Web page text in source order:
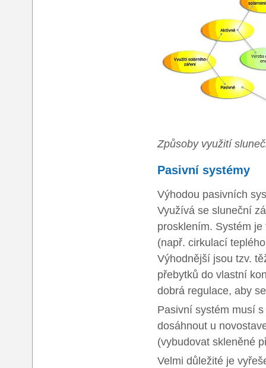
Způsoby využití
Pasivní systémy
Výhodou pasivních
Využívá se sluneční
prosklením. Systém
(např. cirkulací
Výhodnější jsou tzv.
přebytků do vlastní
dobrá regulace, aby
Pasivní systém musí
dosáhnout u
(vybudovat skleněné
Velmi důležité je